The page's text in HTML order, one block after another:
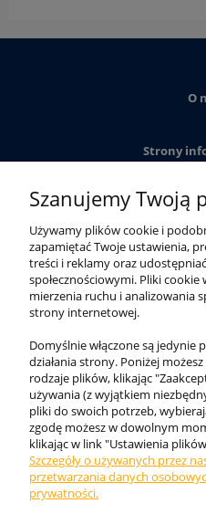
O
Strony
Moje
Internetowy sklep KING
ochronne i akcesoria
Szanujemy Twoją
Używamy plików cookie i
zapamiętać Twoje ustawienia,
treści i reklamy oraz
społecznościowymi. Pliki
mierzenia ruchu i analizowania
strony internetowej.
Domyślnie włączone są
działania strony. Poniżej
rodzaje plików, klikając
używania (z wyjątkiem
pliki do swoich potrzeb,
zgodę możesz w dowolnym
klikając w link "Ustawienia
Szczegóły o używanych przez
przetwarzania danych
prywatności.